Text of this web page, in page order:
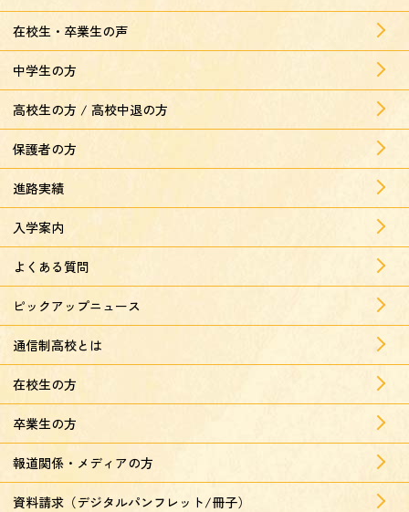
在校生・卒業生の声
中学生の方
高校生の方 / 高校中退の方
保護者の方
進路実績
入学案内
よくある質問
ピックアップニュース
通信制高校とは
在校生の方
卒業生の方
報道関係・メディアの方
資料請求（デジタルパンフレット/冊子）